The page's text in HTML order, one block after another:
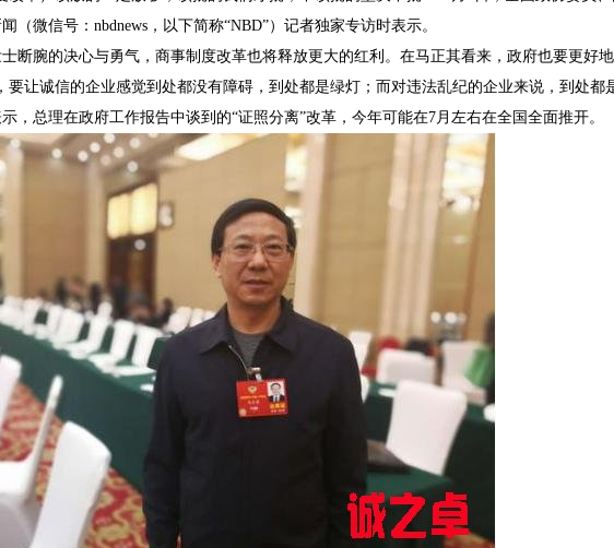
（微信号：nbdnews，以下简称“NBD”）记者独家专访时表示。
腕的决心与勇气，商事制度改革也将释放更大的红利。在马正其看来，政府也要更好地
要让诚信的企业感觉到处都没有障碍，到处都是绿灯；而对违法乱纪的企业来说，到处都
总理在政府工作报告中谈到的“证照分离”改革，今年可能在7月左右在全国全面推开。